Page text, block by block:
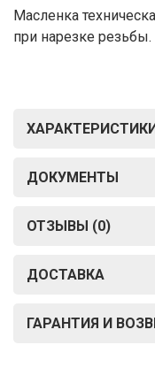
Масленка
при нарезке резьбы.
ДОКУМЕНТЫ
ОТЗЫВЫ (0)
ДОСТАВКА
ГАРАНТИЯ И